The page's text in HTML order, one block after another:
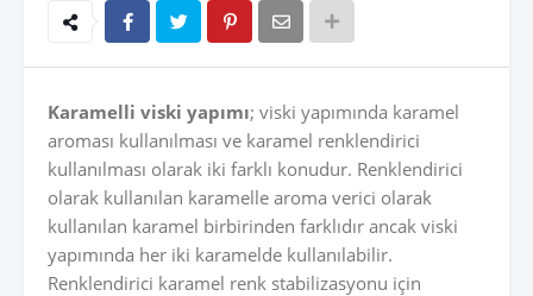
Karamelli viski yapımı; viski yapımında karamel
aroması kullanılması ve karamel renklendirici
kullanılması olarak iki farklı konudur. Renklendirici
olarak kullanılan karamelle aroma verici olarak
kullanılan karamel birbirinden farklıdır ancak viski
yapımında her iki karamelde kullanılabilir.
Renklendirici karamel renk stabilizasyonu için